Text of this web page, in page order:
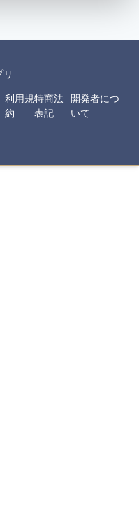
利用規
約
特商法
表記
開発者につ
いて